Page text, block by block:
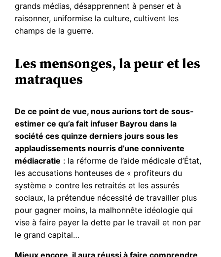
grands médias, désapprennent à penser et à
raisonner, uniformise la culture, cultivent les
champs de la guerre.
Les mensonges, la peur et les
matraques
De ce point de vue, nous aurions tort de sous-
estimer ce qu’a fait infuser Bayrou dans la
société ces quinze derniers jours sous les
applaudissements nourris d’une connivente
médiacratie : la réforme de l’aide médicale d’État,
les accusations honteuses de « profiteurs du
système » contre les retraités et les assurés
sociaux, la prétendue nécessité de travailler plus
pour gagner moins, la malhonnête idéologie qui
vise à faire payer la dette par le travail et non par
le grand capital…
Mieux encore, il aura réussi à faire comprendre